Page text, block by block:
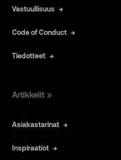
Vastuullisuus
Code of Conduct
Tiedotteet
Artikkelit »
Asiakastarinat
Inspiraatiot